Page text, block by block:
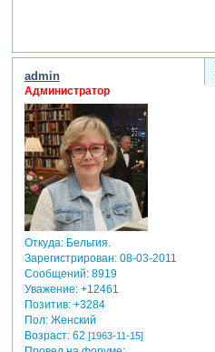
admin
Администратор
Откуда:Бельгия.
Зарегистрирован: 08-03-2011
Сообщений:8919
Уважение: +12461
Позитив: +3284
Пол:Женский
Возраст:62 [1963-11-15]